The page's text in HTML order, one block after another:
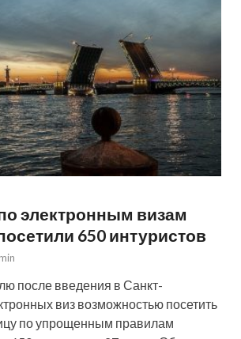
электронным визам
650 интуристов
после введения в Санкт-
виз возможностью посетить
по упрощенным правилам